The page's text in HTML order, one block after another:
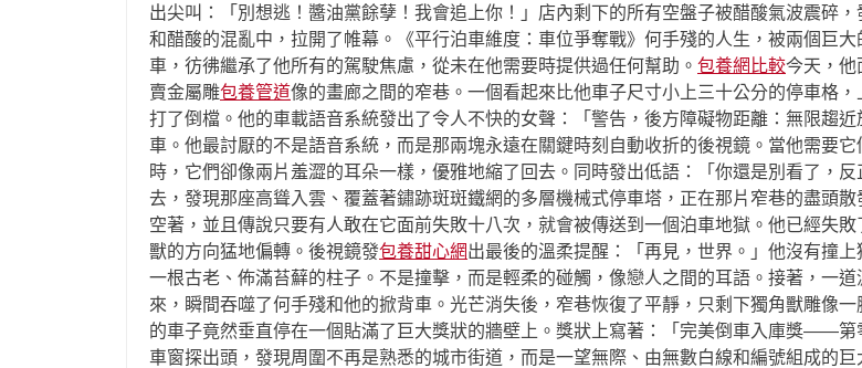
出尖叫：「別想逃！醬油黨餘孽！我會追上你！」店內剩下的所有空盤子被醋酸氣波震碎
和醋酸的混亂中，拉開了帷幕。《平行泊車維度：車位爭奪戰》何手殘的人生，被兩個巨
車，彷彿繼承了他所有的駕駛焦慮，從未在他需要時提供過任何幫助。 包養網比較今天，他
賣金屬雕包養管道像的畫廊之間的窄巷。一個看起來比他車子尺寸小上三十公分的停車格
打了倒檔。他的車載語音系統發出了令人不快的女聲：「警告，後方障礙物距離：無限趨
車。他最討厭的不是語音系統，而是那兩塊永遠在關鍵時刻自動收折的後視鏡。當他需要
時，它們卻像兩片羞澀的耳朵一樣，優雅地縮了回去。同時發出低語：「你還是別看了，
去，發現那座高聳入雲、覆蓋著鏽跡斑斑鐵網的多層機械式停車塔，正在那片窄巷的盡頭
空著，並且傳說只要有人敢在它面前失敗十八次，就會被傳送到一個泊車地獄。他已經失
獸的方向猛地偏轉。後視鏡發包養甜心網出最後的溫柔提醒：「再見，世界。」他沒有撞
一根古老、佈滿苔蘚的柱子。不是撞擊，而是輕柔的碰觸，像戀人之間的耳語。接著，一
來，瞬間吞噬了何手殘和他的掀背車。光芒消失後，窄巷恢復了平靜，只剩下獨角獸雕像
的車子竟然垂直停在一個貼滿了巨大獎狀的牆壁上。獎狀上寫著：「完美倒車入庫獎——
車窗探出頭，發現周圍不再是熟悉的城市街道，而是一望無際、由無數白線和編號組成的